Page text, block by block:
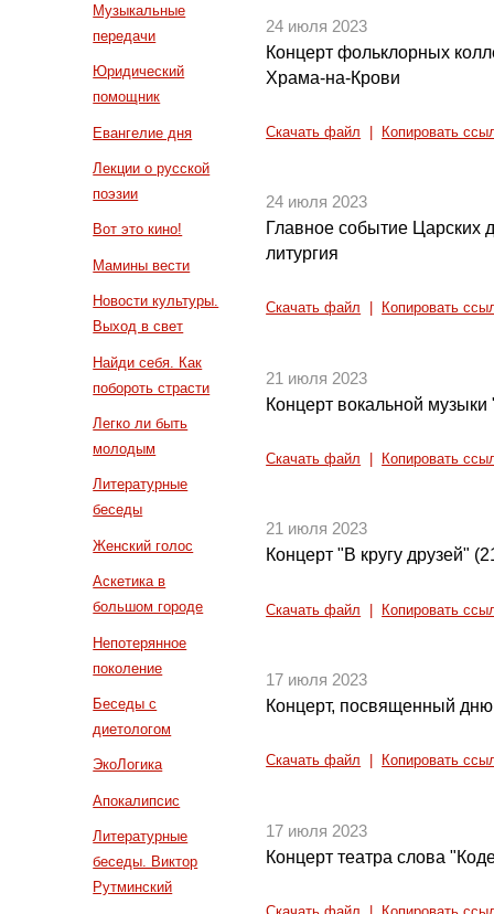
Музыкальные
передачи
Юридический
помощник
Евангелие дня
Лекции о русской
поэзии
Вот это кино!
Мамины вести
Новости культуры.
Выход в свет
Найди себя. Как
побороть страсти
Легко ли быть
молодым
Литературные
беседы
Женский голос
Аскетика в
большом городе
Непотерянное
поколение
Беседы с
диетологом
ЭкоЛогика
Апокалипсис
Литературные
беседы. Виктор
Рутминский
24 июля 2023
Концерт фольклорных
Храма-на-Крови
Скачать файл Копировать
24 июля 2023
Главное событие
литургия
Скачать файл Копировать
21 июля 2023
Концерт вокальной
Скачать файл Копировать
21 июля 2023
Концерт "В кругу друзей"
Скачать файл Копировать
17 июля 2023
Концерт, посвященный
Скачать файл Копировать
17 июля 2023
Концерт театра слова